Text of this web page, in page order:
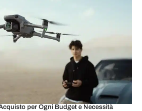
per Ogni Budget e Necessità